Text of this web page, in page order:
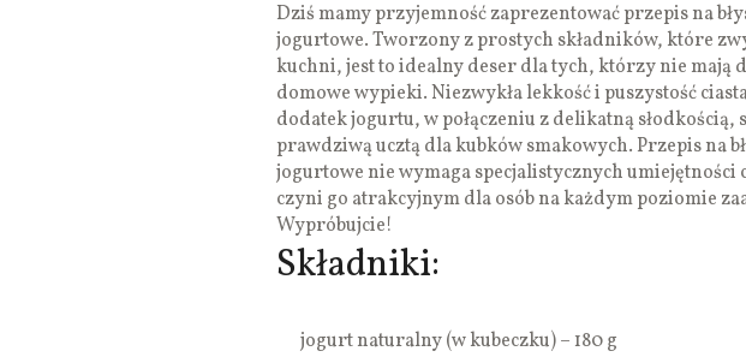
Dziś mamy przyjemność zaprezentować przepis na
jogurtowe. Tworzony z prostych składników, które
kuchni, jest to idealny deser dla tych, którzy nie mają
domowe wypieki. Niezwykła lekkość i puszystość
dodatek jogurtu, w połączeniu z delikatną słodkością,
prawdziwą ucztą dla kubków smakowych. Przepis na
jogurtowe nie wymaga specjalistycznych
czyni go atrakcyjnym dla osób na każdym poziomie
Wypróbujcie!
Składniki:
jogurt naturalny (w kubeczku) – 180 g